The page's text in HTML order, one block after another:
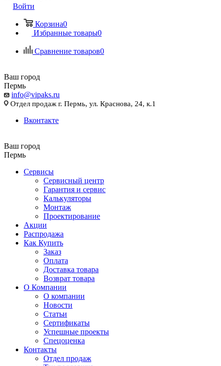
Войти
Корзина0
Избранные товары0
Сравнение товаров0
Ваш город
Пермь
info@vipaks.ru
Отдел продаж г. Пермь, ул. Краснова, 24, к.1
Вконтакте
Ваш город
Пермь
Сервисы
Сервисный центр
Гарантия и сервис
Калькуляторы
Монтаж
Проектирование
Акции
Распродажа
Как Купить
Заказ
Оплата
Доставка товара
Возврат товара
О Компании
О компании
Новости
Статьи
Сертификаты
Успешные проекты
Спецоценка
Контакты
Отдел продаж